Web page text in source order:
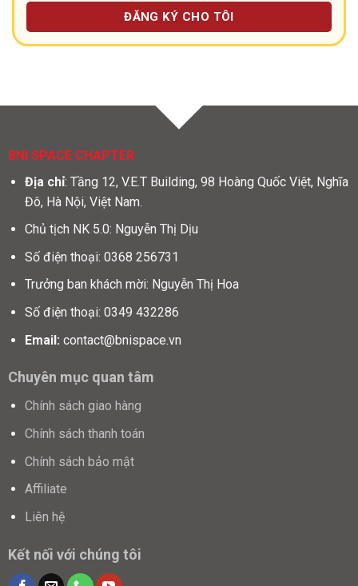
BNI SPACE CHAPTER
Địa chỉ: Tầng 12, V.E.T Building, 98 Hoàng Quốc Việt, Nghĩa
Đô, Hà Nội, Việt Nam.
Chủ tịch NK 5.0: Nguyễn Thị Dịu
Số điện thoại: 0368 256731
Trưởng ban khách mời: Nguyễn Thị Hoa
Số điện thoại: 0349 432286
Email: contact@bnispace.vn
Chuyên mục quan tâm
Chính sách giao hàng
Chính sách thanh toán
Chính sách bảo mật
Affiliate
Liên hệ
Kết nối với chúng tôi